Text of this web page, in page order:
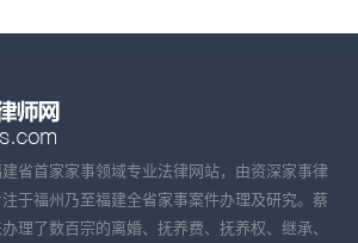
省首家家事领域专业法律网站，由资深家事律
于福州乃至福建全省家事案件办理及研究。蔡
理了数百宗的离婚、抚养费、抚养权、继承、